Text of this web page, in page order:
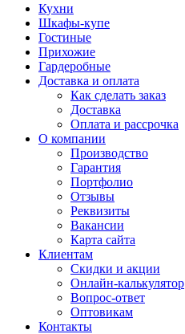
Кухни
Шкафы-купе
Гостиные
Прихожие
Гардеробные
Доставка и оплата
Как сделать заказ
Доставка
Оплата и рассрочка
О компании
Производство
Гарантия
Портфолио
Отзывы
Реквизиты
Вакансии
Карта сайта
Клиентам
Скидки и акции
Онлайн-калькулятор
Вопрос-ответ
Оптовикам
Контакты